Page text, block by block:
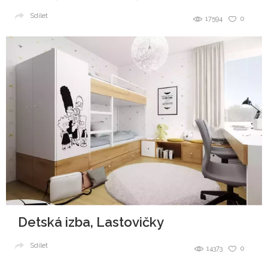
0
17594
Sdílet
Detská izba, Lastovičky
0
14373
Sdílet